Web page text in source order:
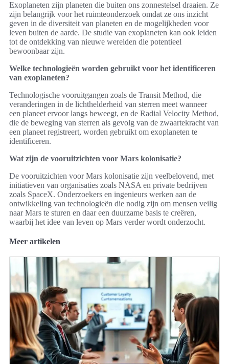
Exoplaneten zijn planeten die buiten ons zonnestelsel draaien. Ze
zijn belangrijk voor het ruimteonderzoek omdat ze ons inzicht
geven in de diversiteit van planeten en de mogelijkheden voor
leven buiten de aarde. De studie van exoplaneten kan ook leiden
tot de ontdekking van nieuwe werelden die potentieel
bewoonbaar zijn.
Welke technologieën worden gebruikt voor het identificeren
van exoplaneten?
Technologische vooruitgangen zoals de Transit Method, die
veranderingen in de lichthelderheid van sterren meet wanneer
een planeet ervoor langs beweegt, en de Radial Velocity Method,
die de beweging van sterren als gevolg van de zwaartekracht van
een planeet registreert, worden gebruikt om exoplaneten te
identificeren.
Wat zijn de vooruitzichten voor Mars kolonisatie?
De vooruitzichten voor Mars kolonisatie zijn veelbelovend, met
initiatieven van organisaties zoals NASA en private bedrijven
zoals SpaceX. Onderzoekers en ingenieurs werken aan de
ontwikkeling van technologieën die nodig zijn om mensen veilig
naar Mars te sturen en daar een duurzame basis te creëren,
waarbij het idee van leven op Mars verder wordt onderzocht.
Meer artikelen